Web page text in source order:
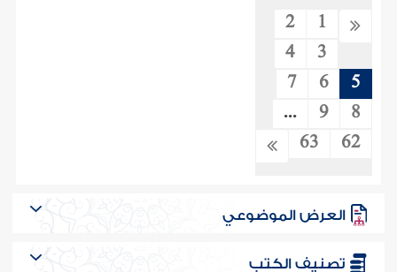
1
2
3
4
5
6
7
8
9
...
62
63
العرض الموضوعي
تصنيف الكتب